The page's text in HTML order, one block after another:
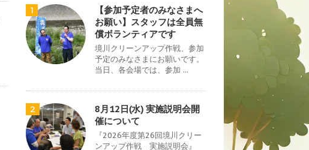
1
【参加予定者のみなさまへ
お願い】スタッフは全員無
償ボランティアです
境川クリーンアップ作戦、参加
予定のみなさまにお願いです。
当日、各会場では、参加 ...
2
8月12日(水) 実施説明会開
催について
『2026年度第26回境川クリー
ンアップ作戦 実施説明会』